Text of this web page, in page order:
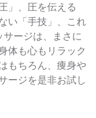
」、圧を伝える
い「手技」、これ
ージは、まさに
体も心もリラック
もちろん、痩身や
ージを是非お試し